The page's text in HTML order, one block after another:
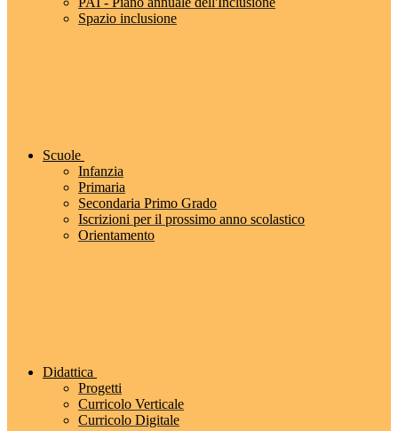
Spazio inclusione
Scuole
Infanzia
Primaria
Secondaria Primo Grado
Iscrizioni per il prossimo anno scolastico
Orientamento
Didattica
Progetti
Curricolo Verticale
Curricolo Digitale